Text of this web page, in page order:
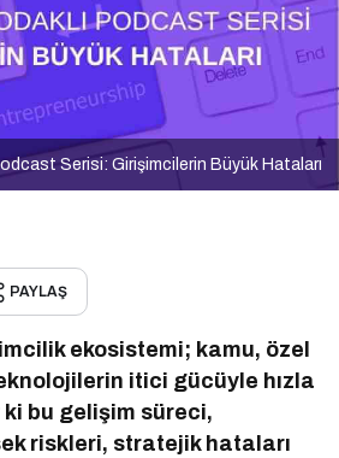
Serisi: Girişimcilerin Büyük Hataları
PAYLAŞ
ekosistemi; kamu, özel
itici gücüyle hızla
bu gelişim süreci,
riskleri, stratejik hataları